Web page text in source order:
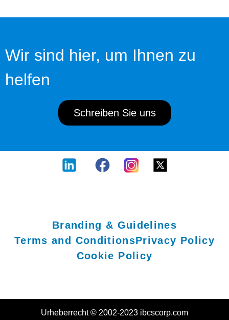
Wir sind hier, um Ihnen zu
helfen
Schreiben Sie uns
Branding & Guidelines
Terms and ConditionsPrivacy Policy
Cookie Policy
Urheberrecht © 2002-2023 ibcscorp.com